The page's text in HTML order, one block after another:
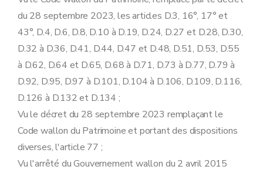
du 28 septembre 2023, les articles D.3, 16°, 17° et
43°, D.4, D.6, D.8, D.10 à D.19, D.24, D.27 et D.28, D.30,
D.32 à D.36, D.41, D.44, D.47 et D.48, D.51, D.53, D.55
à D.62, D.64 et D.65, D.68 à D.71, D.73 à D.77, D.79 à
D.92, D.95, D.97 à D.101, D.104 à D.106, D.109, D.116,
D.126 à D.132 et D.134 ;
Vu le décret du 28 septembre 2023 remplaçant le
Code wallon du Patrimoine et portant des dispositions
diverses, l'article 77 ;
Vu l'arrêté du Gouvernement wallon du 2 avril 2015